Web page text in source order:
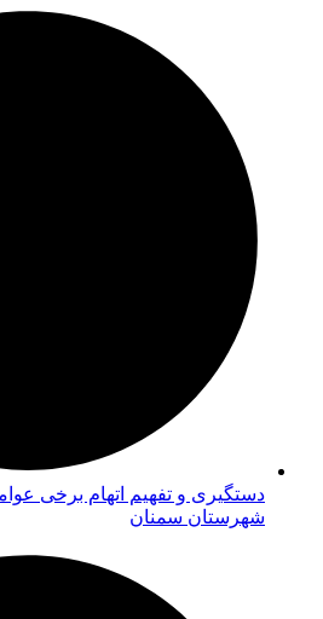
دستگیری و تفهیم اتهام برخی
شهرستان سمنان